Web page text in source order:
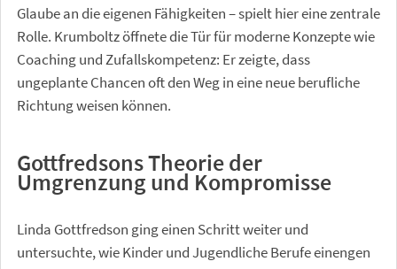
Glaube an die eigenen Fähigkeiten – spielt hier eine zentrale
Rolle. Krumboltz öffnete die Tür für moderne Konzepte wie
Coaching und Zufallskompetenz: Er zeigte, dass
ungeplante Chancen oft den Weg in eine neue berufliche
Richtung weisen können.
Gottfredsons Theorie der
Umgrenzung und Kompromisse
Linda Gottfredson ging einen Schritt weiter und
untersuchte, wie Kinder und Jugendliche Berufe einengen